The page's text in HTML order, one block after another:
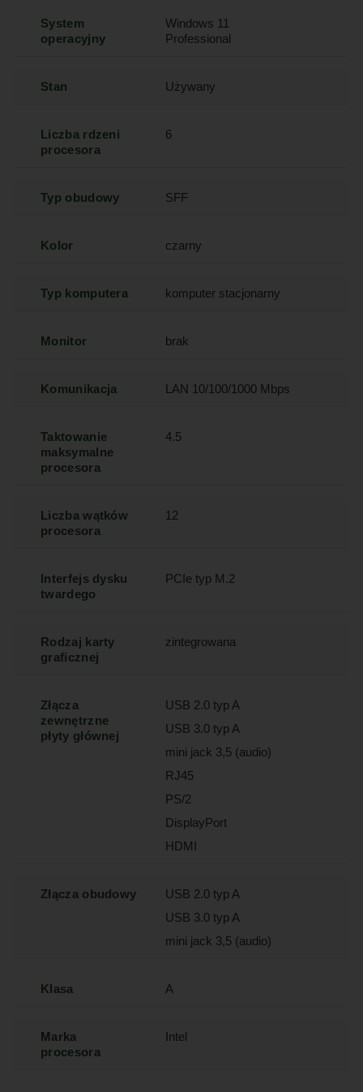
System
operacyjny
Windows 11
Professional
Stan Używany
Liczba rdzeni
procesora
6
Typ obudowy SFF
Kolor czarny
Typ komputera komputer stacjonarny
Monitor brak
Komunikacja LAN 10/100/1000 Mbps
Taktowanie
maksymalne
procesora
4.5
Liczba wątków
procesora
12
Interfejs dysku
twardego
PCIe typ M.2
Rodzaj karty
graficznej
zintegrowana
Złącza
zewnętrzne
płyty głównej
USB 2.0 typ A
USB 3.0 typ A
mini jack 3,5 (audio)
RJ45
PS/2
DisplayPort
HDMI
Złącza obudowy
USB 2.0 typ A
USB 3.0 typ A
mini jack 3,5 (audio)
Klasa A
Marka
procesora
Intel